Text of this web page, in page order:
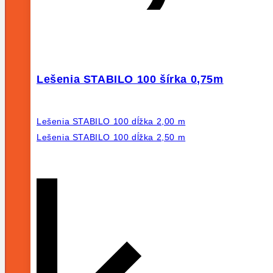
Lešenia STABILO 100 šírka 0,75m
Lešenia STABILO 100 dĺžka 2,00 m
Lešenia STABILO 100 dĺžka 2,50 m